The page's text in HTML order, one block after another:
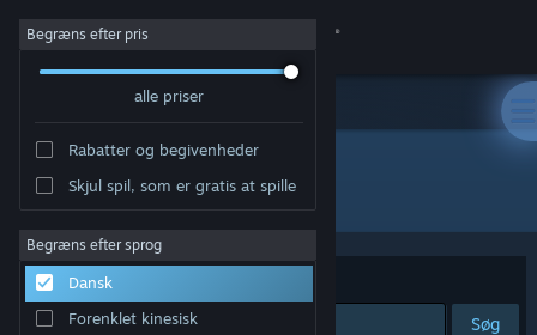
Log på
Om
Support
Begræns efter pris
alle priser
Rabatter og begivenheder
Skjul spil, som er gratis at spille
Begræns efter sprog
Dansk
Forenklet kinesisk
Udvikler: 電脳遊戯最高会議
Sorter efter Relevans
Søg